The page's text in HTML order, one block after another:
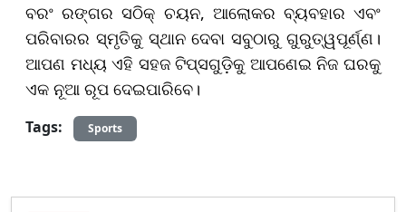
ବରଂ ରଙ୍ଗର ସଠିକ୍ ଚୟନ, ଆଲୋକର ବ୍ୟବହାର ଏବଂ
ପରିବାରର ସ୍ମୃତିକୁ ସ୍ଥାନ ଦେବା ସବୁଠାରୁ ଗୁରୁତ୍ୱପୂର୍ଣ୍ଣ।
ଆପଣ ମଧ୍ୟ ଏହି ସହଜ ଟିପ୍ସଗୁଡ଼ିକୁ ଆପଣେଇ ନିଜ ଘରକୁ
ଏକ ନୂଆ ରୂପ ଦେଇପାରିବେ।
Tags: Sports